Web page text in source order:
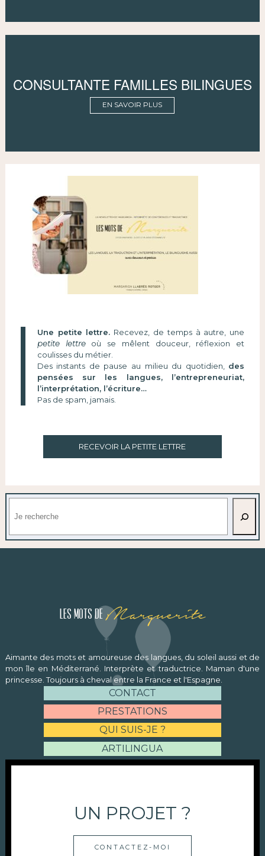
CONSULTANTE FAMILLES BILINGUES
EN SAVOIR PLUS
Une petite lettre. Recevez, de temps à autre, une
petite lettreoù se mêlent douceur, réflexion et
coulisses du métier.
Des instants de pause au milieu du quotidien, des
pensées sur les langues, l’entrepreneuriat,
l’interprétation, l’écriture…
Pas de spam, jamais.
RECEVOIR LA PETITE LETTRE
Les mots de Marguerite
Aimante des mots et amoureuse des langues, du soleil aussi et de
mon île en Méditerrané. Interprète et traductrice. Maman d'une
princesse. Toujours à cheval entre la France et l'Espagne.
CONTACT
PRESTATIONS
QUI SUIS-JE ?
ARTILINGUA
UN PROJET ?
CONTACTEZ-MOI